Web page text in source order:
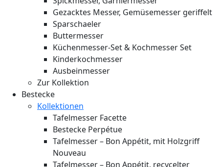
Gezacktes Messer, Gemüsemesser geriffelt
Sparschaeler
Buttermesser
Küchenmesser-Set & Kochmesser Set
Kinderkochmesser
Ausbeinmesser
Zur Kollektion
Bestecke
Kollektionen
Tafelmesser Facette
Bestecke Perpétue
Tafelmesser – Bon Appétit, mit Holzgriff
Nouveau
Tafelmesser – Bon Appétit, recycelter